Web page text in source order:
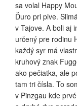
sa volal Happy
Ďuro pri pive.
v Tajove. A boli aj
určený pre rodinu
každý syr má
kruhový znak
ako pečiatka, ale
tam tri čísla. To
v Pinzgau kde